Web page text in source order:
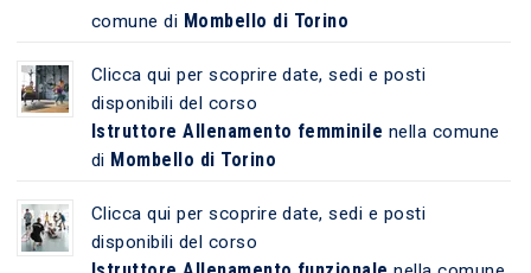
comune di Mombello di Torino
Clicca qui per scoprire date, sedi e posti
disponibili del corso
Istruttore Allenamento femminile nella comune
di Mombello di Torino
Clicca qui per scoprire date, sedi e posti
disponibili del corso